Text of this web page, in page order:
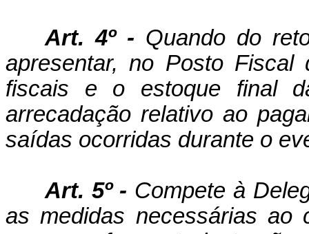
Art. 4º - Quando do
apresentar, no Posto Fiscal
fiscais e o estoque final
arrecadação relativo ao
saídas ocorridas durante o
Art. 5º - Compete à
as medidas necessárias ao